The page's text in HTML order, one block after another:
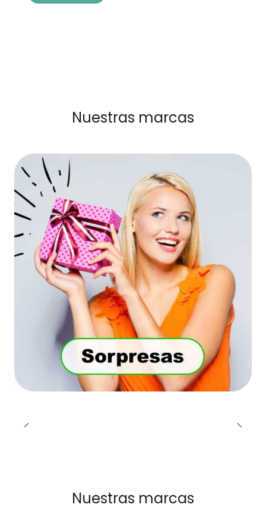
Nuestras marcas
Nuestras marcas